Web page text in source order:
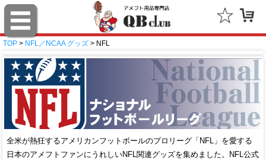
TOP > NFL／NCAA グッズ > NFL
全米が熱狂するアメリカンフットボールのプロリーグ「NFL」を愛する
日本のアメフトファンにうれしいNFL関連グッズを集めました。NFL公式